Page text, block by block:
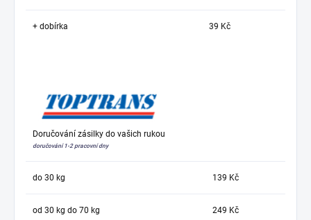
+ dobírka 39 Kč
Doručování zásilky do vašich rukou
doručování 1-2 pracovní dny
do 30 kg 139 Kč
od 30 kg do 70 kg 249 Kč